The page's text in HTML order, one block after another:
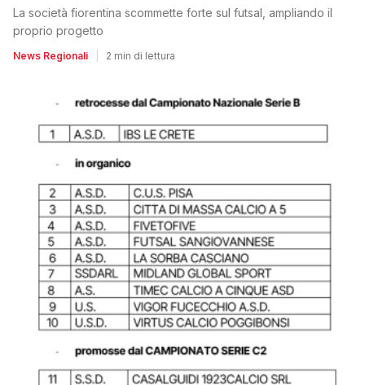
La società fiorentina scommette forte sul futsal, ampliando il
proprio progetto
News Regionali 2 min di lettura